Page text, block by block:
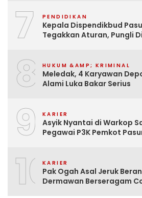
7 PENDIDIKAN
Kepala Dispendikbud
Tegakkan Aturan, Pungli
8 HUKUM &AMP; KRIMINAL
Meledak, 4 Karyawan
Alami Luka Bakar Serius
9 KARIER
Asyik Nyantai di Warkop
Pegawai P3K Pemkot
10KARIER
Pak Ogah Asal Jeruk
Dermawan Berseragam